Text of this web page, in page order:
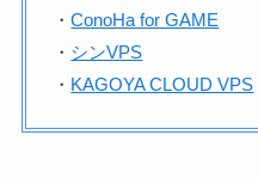
・ConoHa for GAME
・ シンVPS
・ KAGOYA CLOUD VPS